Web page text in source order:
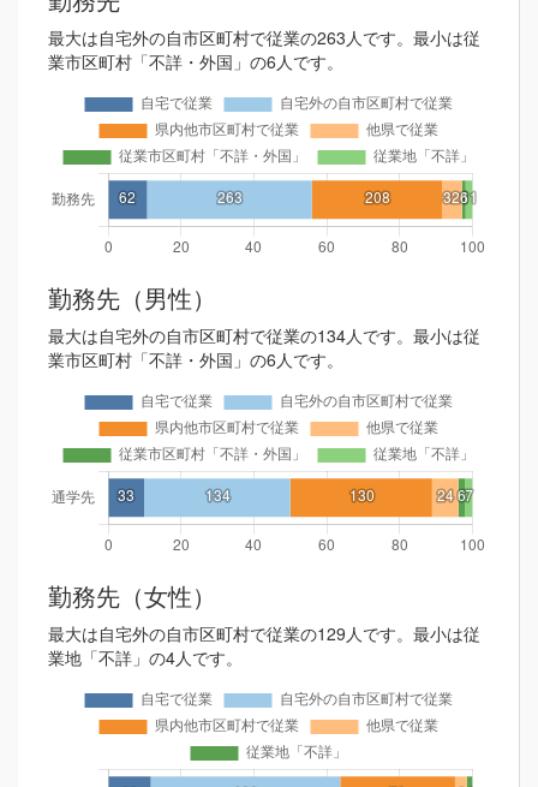
最大は自宅外の自市区町村で従業の263人です。最小は従
業市区町村「不詳・外国」の6人です。
勤務先（男性）
最大は自宅外の自市区町村で従業の134人です。最小は従
業市区町村「不詳・外国」の6人です。
勤務先（女性）
最大は自宅外の自市区町村で従業の129人です。最小は従
業地「不詳」の4人です。